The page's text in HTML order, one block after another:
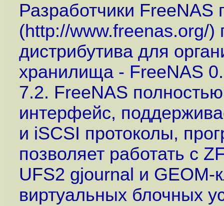
Разработчики FreeNAS
(http://www.freenas.org/)
дистрибутива для
хранилища - FreeNAS
7.2. FreeNAS
интерфейс,
и iSCSI протоколы,
позволяет работать с
UFS2 gjournal и GEOM-
виртуальных блочных